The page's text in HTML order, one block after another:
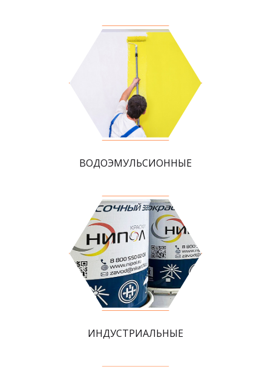
ВОДОЭМУЛЬСИОННЫЕ
ИНДУСТРИАЛЬНЫЕ